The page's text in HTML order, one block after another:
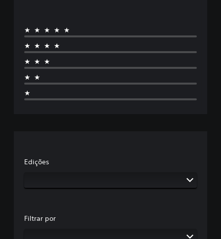
★★★★★
★★★★
★★★
★★
★
Edições
Filtrar por